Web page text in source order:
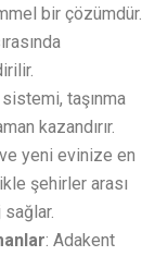
bir çözümdür.
taşınma
kazandırır.
yeni evinize en
şehirler arası
: Adakent